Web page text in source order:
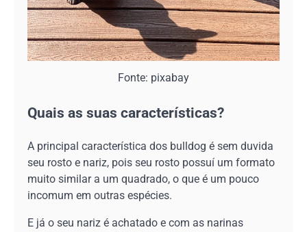
Fonte: pixabay
Quais as suas características?
A principal característica dos bulldog é sem duvida
seu rosto e nariz, pois seu rosto possuí um formato
muito similar a um quadrado, o que é um pouco
incomum em outras espécies.
E já o seu nariz é achatado e com as narinas